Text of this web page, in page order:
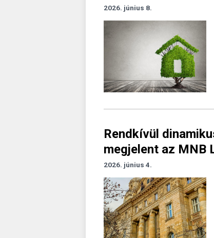
2026. június 8.
Rendkívül
megjelent az MNB
2026. június 4.